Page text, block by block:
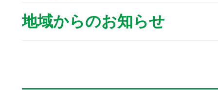
地域からのお知らせ